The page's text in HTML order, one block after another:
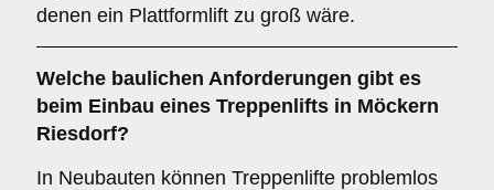
denen ein Plattformlift zu groß wäre.
Welche baulichen Anforderungen gibt es
beim Einbau eines Treppenlifts in Möckern
Riesdorf?
In Neubauten können Treppenlifte problemlos